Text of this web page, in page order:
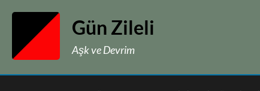
Gün Zileli
Aşk ve Devrim